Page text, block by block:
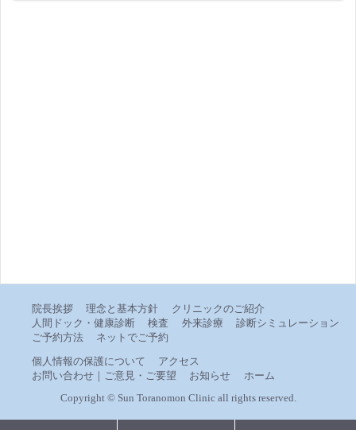
院長挨拶 理念と基本方針
クリニックのご紹介
人間ドック・健康診断
検査 外来診療
診断シミュレーション
ご予約方法
ネットでご予約
個人情報の保護について
アクセス
お問い合わせ｜ご意見・ご要望
お知らせ ホーム
Copyright ©Sun Toranomon Clinic all rights reserved.